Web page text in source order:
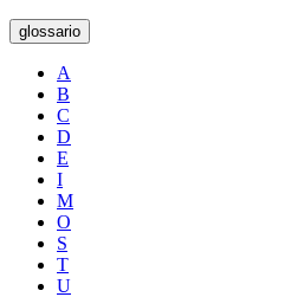
glossario
A
B
C
D
E
I
M
O
S
T
U